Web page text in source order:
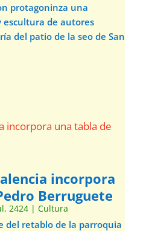
protagoninza una
de autores
del patio de la seo de San
incorpora
Berruguete
2424| Cultura
del retablo de la parroquia